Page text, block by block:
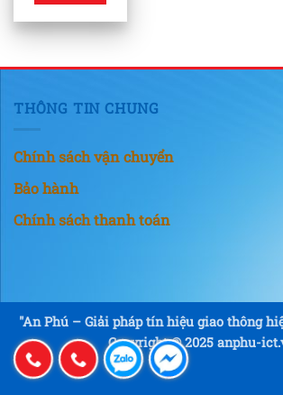
THÔNG TIN CHUNG
Chính sách vận chuyển
Bảo hành
Chính sách thanh toán
"An Phú – Giải pháp tín hiệu giao thông
Copyright © 2025 anphu-